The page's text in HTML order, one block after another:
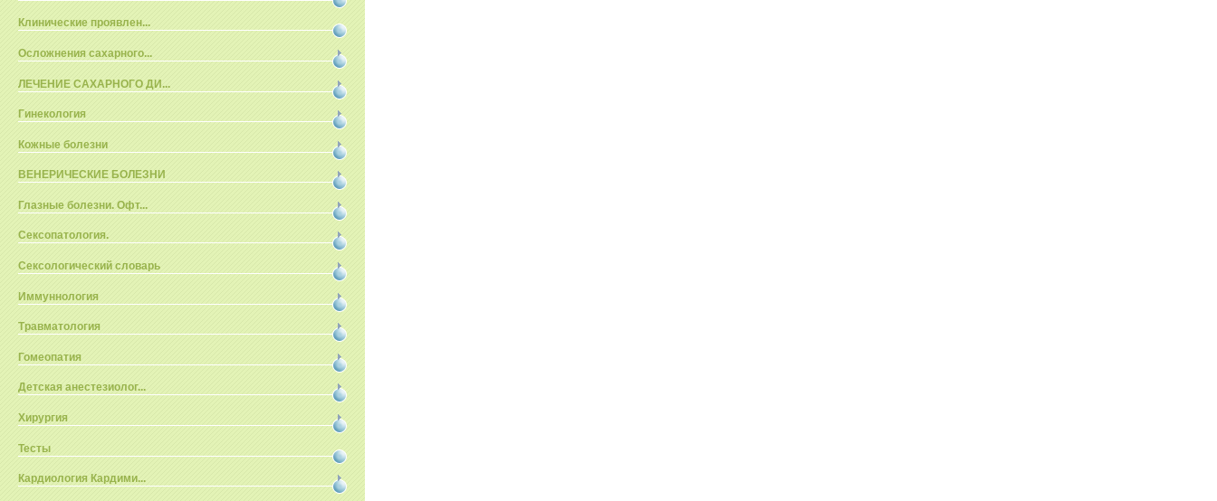
Клинические проявлен...
Осложнения сахарного...
ЛЕЧЕНИЕ САХАРНОГО ДИ...
Гинекология
Кожные болезни
ВЕНЕРИЧЕСКИЕ БОЛЕЗНИ
Глазные болезни. Офт...
Сексопатология.
Сексологический словарь
Иммуннология
Травматология
Гомеопатия
Детская анестезиолог...
Хирургия
Тесты
Кардиология Кардими...